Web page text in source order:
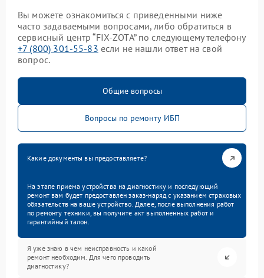
Вы можете ознакомиться с приведенными ниже
часто задаваемыми вопросами, либо обратиться в
сервисный центр “FIX-ZOTA” по следующему телефону
+7 (800) 301-55-83 если не нашли ответ на свой
вопрос.
Общие вопросы
Вопросы по ремонту ИБП
Какие документы вы предоставляете?
На этапе приема устройства на диагностику и последующий
ремонт вам будет предоставлен заказ-наряд с указанием страховых
обязательств на ваше устройство. Далее, после выполнения работ
по ремонту техники, вы получите акт выполненных работ и
гарантийный талон.
Я уже знаю в чем неисправность и какой
ремонт необходим. Для чего проводить
диагностику?